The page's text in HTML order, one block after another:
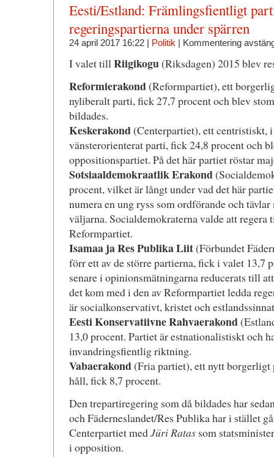
Eesti/Estland: Främlingsfientligt
regeringspartierna under spärren
24 april 2017 16:22 | Politik | Kommentering
I valet tillRiigikogu(Riksdagen) 2015 blev
Reformierakond(Reformpartiet), ett
nyliberalt parti, fick 27,7 procent och blev
bildades.
Keskerakond(Centerpartiet), ett centristiskt, i
vänsterorienterat parti, fick 24,8 procent och
oppositionspartiet. På det här partiet röstar
Sotsiaaldemokraatlik Erakond
procent, vilket är långt under vad det här
numera en ung ryss som ordförande och
väljarna. Socialdemokraterna valde att regera
Reformpartiet.
Isamaa ja Res Publika Liit(Förbundet
förr ett av de större partierna, fick i valet 13,7
senare i opinionsmätningarna reducerats till
det kom med i den av Reformpartiet ledda
är socialkonservativt, kristet och
Eesti Konservatiivne Rahvaerakond
13,0 procent. Partiet är estnationalistiskt och
invandringsfientlig riktning.
Vabaerakond(Fria partiet), ett nytt borgerligt
håll, fick 8,7 procent.
Den trepartiregering som då bildades har
och Fäderneslandet/Res Publika har i stället
Centerpartiet medJüri Ratassom
i opposition.